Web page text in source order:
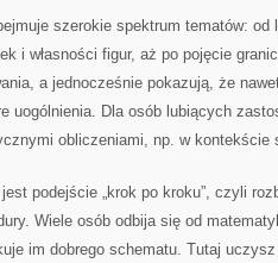
szerokie spektrum tematów: od
i własności figur, aż po pojęcie
a jednocześnie pokazują, że
uogólnienia. Dla osób lubiących
obliczeniami, np. w kontekście
podejście „krok po kroku”, czyli
Wiele osób odbija się od
im dobrego schematu. Tutaj